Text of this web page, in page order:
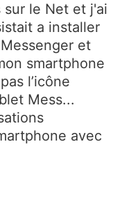
le Net et j'ai
a installer
et
smartphone
l’icône
Mess...
avec